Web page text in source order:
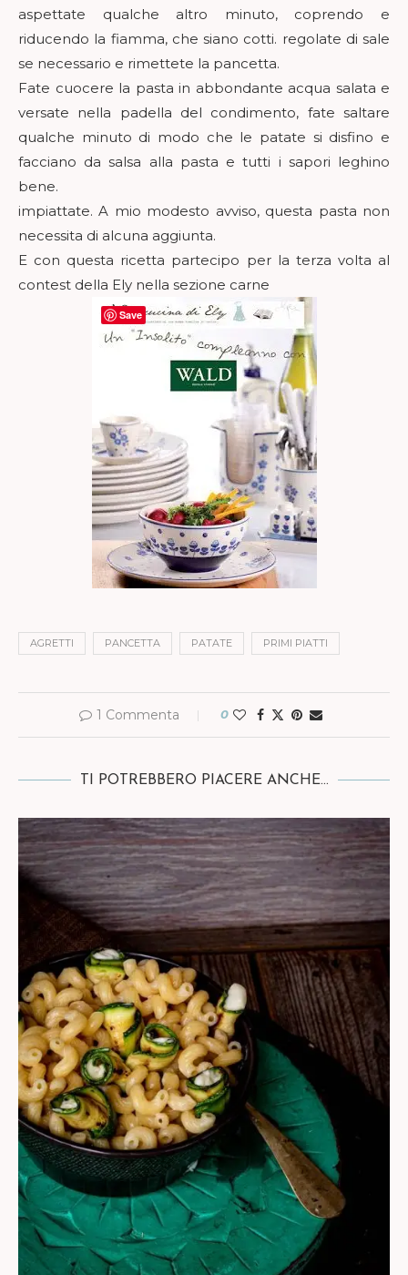
aspettate qualche altro minuto, coprendo e
riducendo la fiamma, che siano cotti. regolate di sale
se necessario e rimettete la pancetta.
Fate cuocere la pasta in abbondante acqua salata e
versate nella padella del condimento, fate saltare
qualche minuto di modo che le patate si disfino e
facciano da salsa alla pasta e tutti i sapori leghino
bene.
impiattate. A mio modesto avviso, questa pasta non
necessita di alcuna aggiunta.
E con questa ricetta partecipo per la terza volta al
contest della Ely nella sezione carne
AGRETTI PANCETTA PATATE PRIMI PIATTI
1 Commenta 0
TI POTREBBERO PIACERE ANCHE...
Save